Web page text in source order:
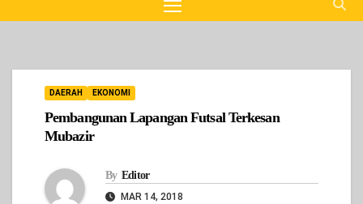
DAERAH EKONOMI
Pembangunan Lapangan Futsal Terkesan
Mubazir
By Editor
MAR 14, 2018